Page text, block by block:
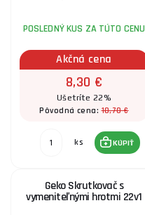
POSLEDNÝ KUS ZA TÚTO CENU
Akčná cena
8,30 €
Ušetríte 22%
Pôvodná cena:10,70 €
ks KÚPIŤ
Geko Skrutkovač s
vymeniteľnými hrotmi 22v1